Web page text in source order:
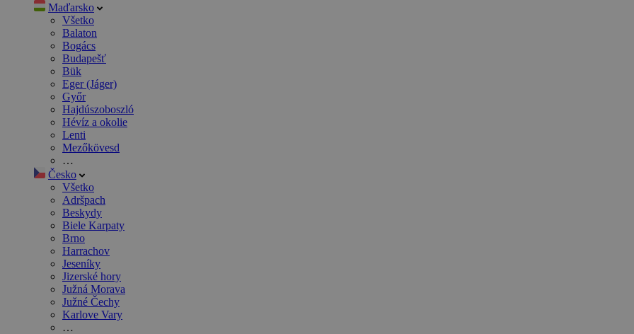
Maďarsko
Všetko
Balaton
Bogács
Budapešť
Bük
Eger (Jáger)
Győr
Hajdúszoboszló
Hévíz a okolie
Lenti
Mezőkövesd
…
Česko
Všetko
Adršpach
Beskydy
Biele Karpaty
Brno
Harrachov
Jeseníky
Jizerské hory
Južná Morava
Južné Čechy
Karlove Vary
…